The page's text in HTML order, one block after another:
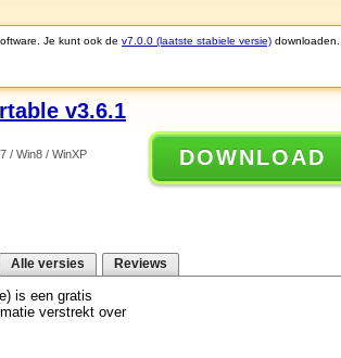
Je kunt ook de v7.0.0 (laatste stabiele versie) downloaden.
v3.6.1
/ Win8 / WinXP
DOWNLOAD
Alle versies Reviews
is een gratis
verstrekt over